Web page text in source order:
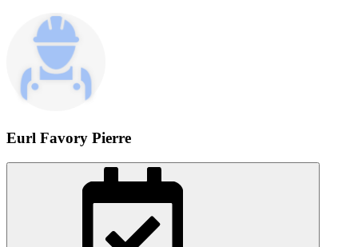
Eurl Favory Pierre